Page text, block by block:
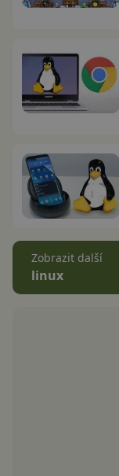
Zobrazit další
linux